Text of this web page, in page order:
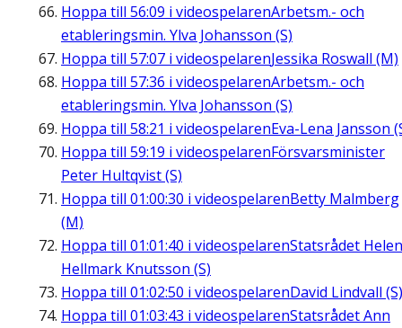
Hoppa till 56:09 i videospelarenArbetsm.- och
etableringsmin. Ylva Johansson (S)
Hoppa till 57:07 i videospelarenJessika Roswall (M)
Hoppa till 57:36 i videospelarenArbetsm.- och
etableringsmin. Ylva Johansson (S)
Hoppa till 58:21 i videospelarenEva-Lena Jansson
Hoppa till 59:19 i videospelarenFörsvarsminister
Peter Hultqvist (S)
Hoppa till 01:00:30 i videospelarenBetty Malmberg
(M)
Hoppa till 01:01:40 i videospelarenStatsrådet
Hellmark Knutsson (S)
Hoppa till 01:02:50 i videospelarenDavid Lindvall (S)
Hoppa till 01:03:43 i videospelarenStatsrådet Ann